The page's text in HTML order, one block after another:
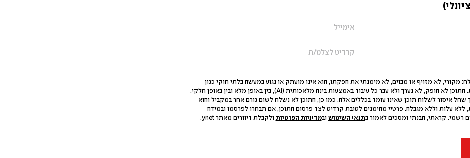
מקורי, לא מזויף או מבוים, לא מימנתי את הפקתו, הוא אינו מועתק או נגוע במעשה בלתי חוקי כגון
הסגת גבול ופגיעה בפרטיות. התוכן לא הופק, לא נערך ולא עבר כל עיבוד באמצעות בינה מלאכותית (AI), בין באופן מלא ובין באופן חלקי.
שחל איסור לשלוח תוכן שאינו עומד בכללים אלה. כמו כן, התוכן לא נשלח לשום גורם אחר במקביל והוא
ללא עלות וללא מגבלה. פרטיי מהימנים לטובת קרדיט לצד פרסום התוכן, אם תבחרו לפרסמו ובמידה
רשמי. קראתי, הבנתי ומסכים לאמור בתנאי השימוש ובמדיניות הפרטיות ולקבלת דיוורים מאתר ynet.